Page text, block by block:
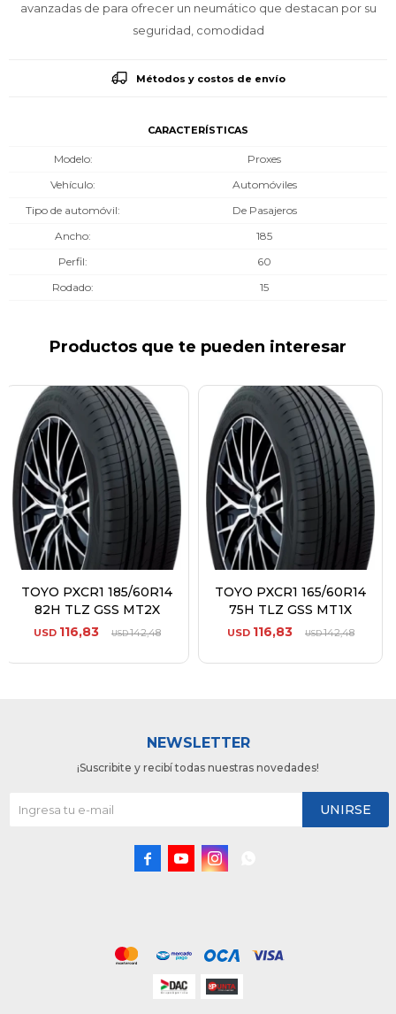
avanzadas de para ofrecer un neumático que destacan por su
seguridad, comodidad
Métodos y costos de envío
CARACTERÍSTICAS
Modelo
Proxes
Vehículo
Automóviles
Tipo de automóvil
De Pasajeros
Ancho
185
Perfil
60
Rodado
15
Productos que te pueden interesar
TOYO PXCR1 185/60R14
82H TLZ GSS MT2X
USD 116,83 USD142,48
TOYO PXCR1 165/60R14
75H TLZ GSS MT1X
USD 116,83 USD142,48
NEWSLETTER
¡Suscribite y recibí todas nuestras novedades!
UNIRSE
  